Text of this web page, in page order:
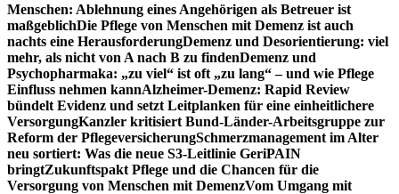
Menschen: Ablehnung eines Angehörigen als Betreuer ist
maßgeblichDie Pflege von Menschen mit Demenz ist auch
nachts eine HerausforderungDemenz und Desorientierung: viel
mehr, als nicht von A nach B zu findenDemenz und
Psychopharmaka: „zu viel“ ist oft „zu lang“ – und wie Pflege
Einfluss nehmen kannAlzheimer-Demenz: Rapid Review
bündelt Evidenz und setzt Leitplanken für eine einheitlichere
VersorgungKanzler kritisiert Bund-Länder-Arbeitsgruppe zur
Reform der PflegeversicherungSchmerzmanagement im Alter
neu sortiert: Was die neue S3-Leitlinie GeriPAIN
bringtZukunftspakt Pflege und die Chancen für die
Versorgung von Menschen mit DemenzVom Umgang mit